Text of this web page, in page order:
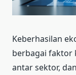
Keberhasilan
berbagai faktor
antar sektor,